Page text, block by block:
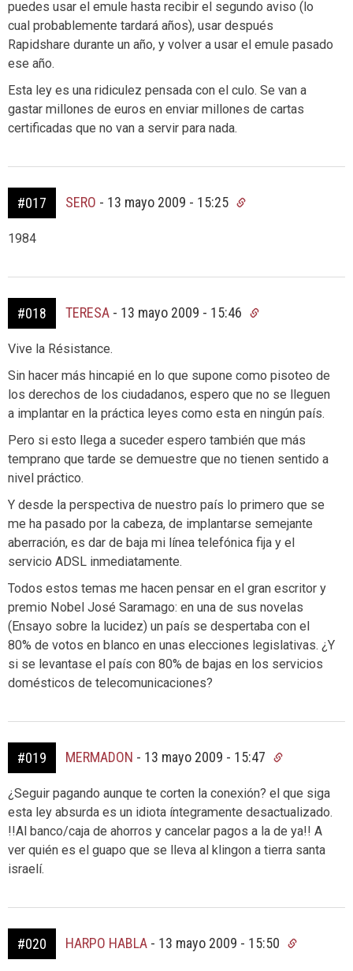
puedes usar el emule hasta recibir el segundo aviso (lo
cual probablemente tardará años), usar después
Rapidshare durante un año, y volver a usar el emule pasado
ese año.
Esta ley es una ridiculez pensada con el culo. Se van a
gastar millones de euros en enviar millones de cartas
certificadas que no van a servir para nada.
#017 SERO - 13 mayo 2009 - 15:25
1984
#018 TERESA - 13 mayo 2009 - 15:46
Vive la Résistance.
Sin hacer más hincapié en lo que supone como pisoteo de
los derechos de los ciudadanos, espero que no se lleguen
a implantar en la práctica leyes como esta en ningún país.
Pero si esto llega a suceder espero también que más
temprano que tarde se demuestre que no tienen sentido a
nivel práctico.
Y desde la perspectiva de nuestro país lo primero que se
me ha pasado por la cabeza, de implantarse semejante
aberración, es dar de baja mi línea telefónica fija y el
servicio ADSL inmediatamente.
Todos estos temas me hacen pensar en el gran escritor y
premio Nobel José Saramago: en una de sus novelas
(Ensayo sobre la lucidez) un país se despertaba con el
80% de votos en blanco en unas elecciones legislativas. ¿Y
si se levantase el país con 80% de bajas en los servicios
domésticos de telecomunicaciones?
#019 MERMADON - 13 mayo 2009 - 15:47
¿Seguir pagando aunque te corten la conexión? el que siga
esta ley absurda es un idiota íntegramente desactualizado.
!!Al banco/caja de ahorros y cancelar pagos a la de ya!! A
ver quién es el guapo que se lleva al klingon a tierra santa
israelí.
#020 HARPO HABLA - 13 mayo 2009 - 15:50